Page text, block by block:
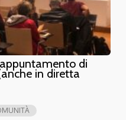
di
in diretta